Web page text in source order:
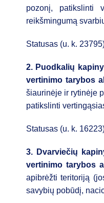
pozonį, patikslinti
reikšmingumą
Statusas (u. k.
2. Puodkalių
vertinimo tarybos
šiaurinėje ir rytinėje
patikslinti
Statusas (u. k.
3. Dvarviečių
vertinimo tarybos
apibrėžti teritoriją
savybių pobūdį,